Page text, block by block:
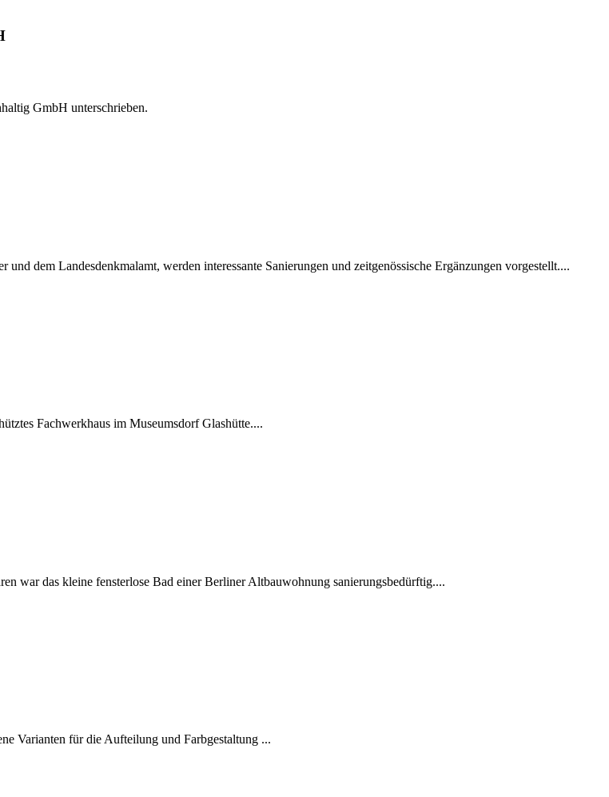
GmbH unterschrieben.
dem Landesdenkmalamt, werden interessante Sanierungen und zeitgenössische Ergänzungen vorgestellt....
Fachwerkhaus im Museumsdorf Glashütte....
war das kleine fensterlose Bad einer Berliner Altbauwohnung sanierungsbedürftig....
Varianten für die Aufteilung und Farbgestaltung ...